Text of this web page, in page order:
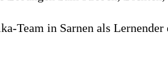
Team in Sarnen als